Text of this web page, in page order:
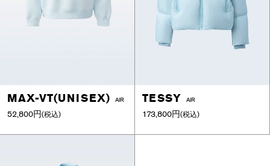
MAX-VT(UNISEX) AIR
52,800円(税込)
TESSY AIR
173,800円(税込)